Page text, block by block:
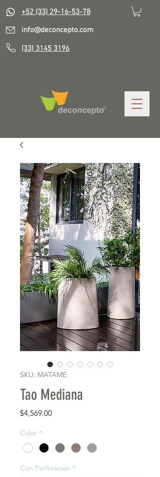
+52 (33) 29-16-53-78
info@deconcepto.com
(33) 3145 3196
SKU: MATAME
Tao Mediana
$4,569.00Precio
Color *
Con Perforacion *